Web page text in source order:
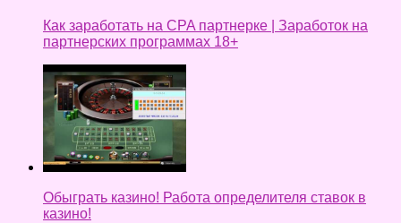
Как заработать на CPA партнерке | Заработок на
партнерских программах 18+
Обыграть казино! Работа определителя ставок в
казино!